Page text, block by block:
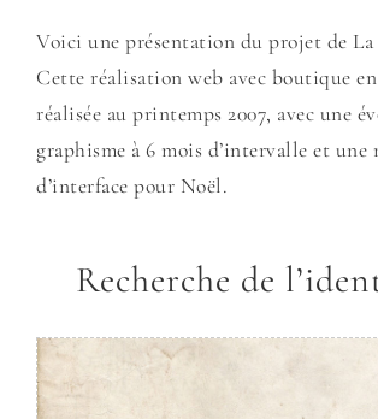
Voici une présentation du projet de La
Cette réalisation web avec boutique
réalisée au printemps 2007, avec une
graphisme à 6 mois d’intervalle et
d’interface pour Noël.
Recherche de